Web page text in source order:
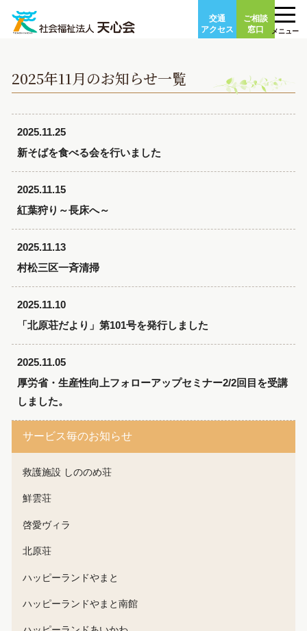
content
交通
アクセス
ご相談
窓口
メニュー
2025年11月のお知らせ一覧
2025.11.25
新そばを食べる会を行いました
2025.11.15
紅葉狩り～長床へ～
2025.11.13
村松三区一斉清掃
2025.11.10
「北原荘だより」第101号を発行しました
2025.11.05
厚労省・生産性向上フォローアップセミナー2/2回目を受講
しました。
サービス毎のお知らせ
救護施設 しののめ荘
鮮雲荘
啓愛ヴィラ
北原荘
ハッピーランドやまと
ハッピーランドやまと南館